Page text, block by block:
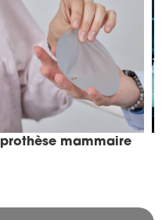
prothèse mammaire